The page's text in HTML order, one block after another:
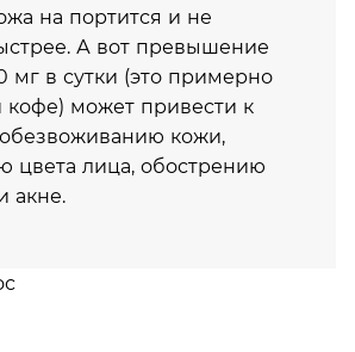
на портится и не
А вот превышение
мг в сутки (это примерно
кофе) может привести к
обезвоживанию кожи,
цвета лица, обострению
акне.